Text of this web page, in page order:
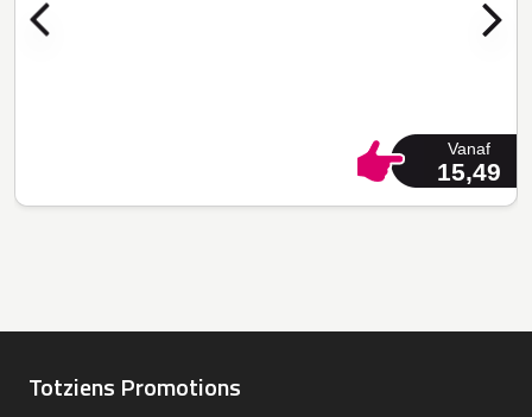
Vanaf
15,49
Totziens Promotions